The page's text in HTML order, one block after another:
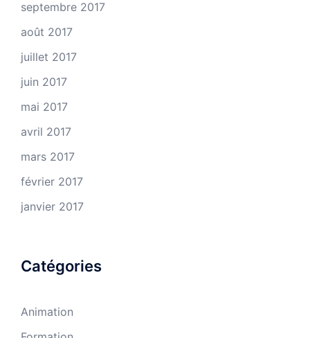
septembre 2017
août 2017
juillet 2017
juin 2017
mai 2017
avril 2017
mars 2017
février 2017
janvier 2017
Catégories
Animation